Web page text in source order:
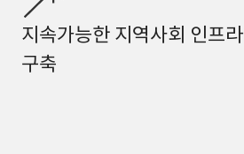
지속가능한 지역사회 인프라
구축